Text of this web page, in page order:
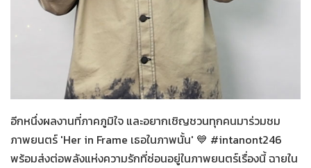
07-08-2569
Her in Frame เธอในภาพนั้น
อีกหนึ่งผลงานที่ภาคภูมิใจ และอยากเชิญชวนทุกคนมาร่วมชม
ภาพยนตร์ 'Her in Frame เธอในภาพนั้น' 💙 #intanont246
พร้อมส่งต่อพลังแห่งความรักที่ซ่อนอยู่ในภาพยนตร์เรื่องนี้ ฉายใน